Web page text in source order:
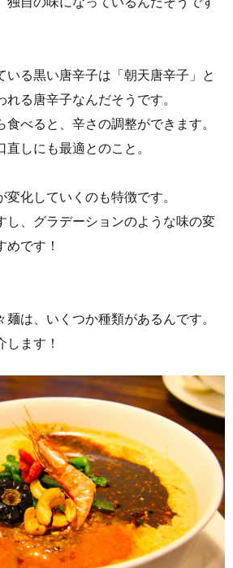
いる黒い唐辛子は「朝天唐辛子」と
る唐辛子なんだそうです。
べると、辛さの調整ができます。
しにも最適とのこと。
化していくのも特徴です。
し、グラデーションのような味の変
です！
麺は、いくつか種類があるんです。
ます！